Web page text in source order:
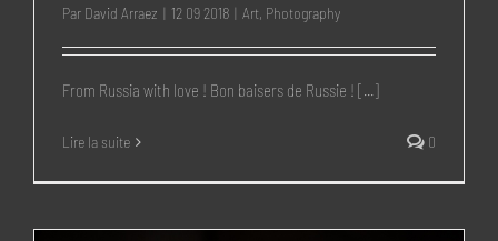
Par David Arraez | 12 09 2018 | Art, Photography
From Russia with love ! Bon baisers de Russie ! [...]
Lire la suite 0